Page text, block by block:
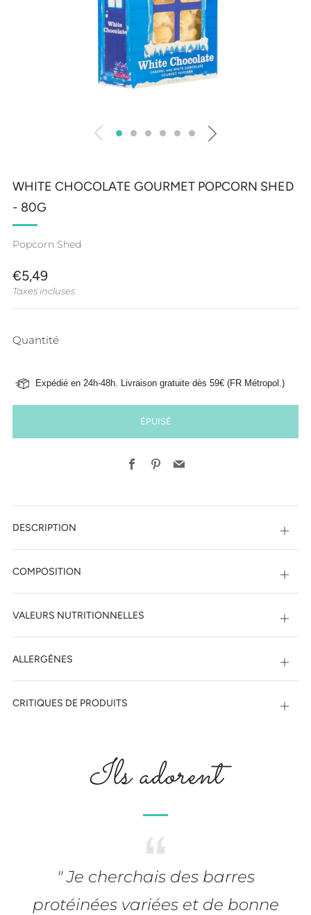
WHITE CHOCOLATE GOURMET POPCORN SHED
- 80G
Popcorn Shed
PRIX
RÉGULIER
€5,49
Taxes incluses
Quantité
Expédié en 24h-48h. Livraison gratuite dès 59€ (FR Métropol.)
ÉPUISÉ
FacebookPinterest
Email
DESCRIPTION
COMPOSITION
VALEURS NUTRITIONNELLES
ALLERGÈNES
CRITIQUES DE PRODUITS
Ils adorent
" Je cherchais des barres
protéinées variées et de bonne